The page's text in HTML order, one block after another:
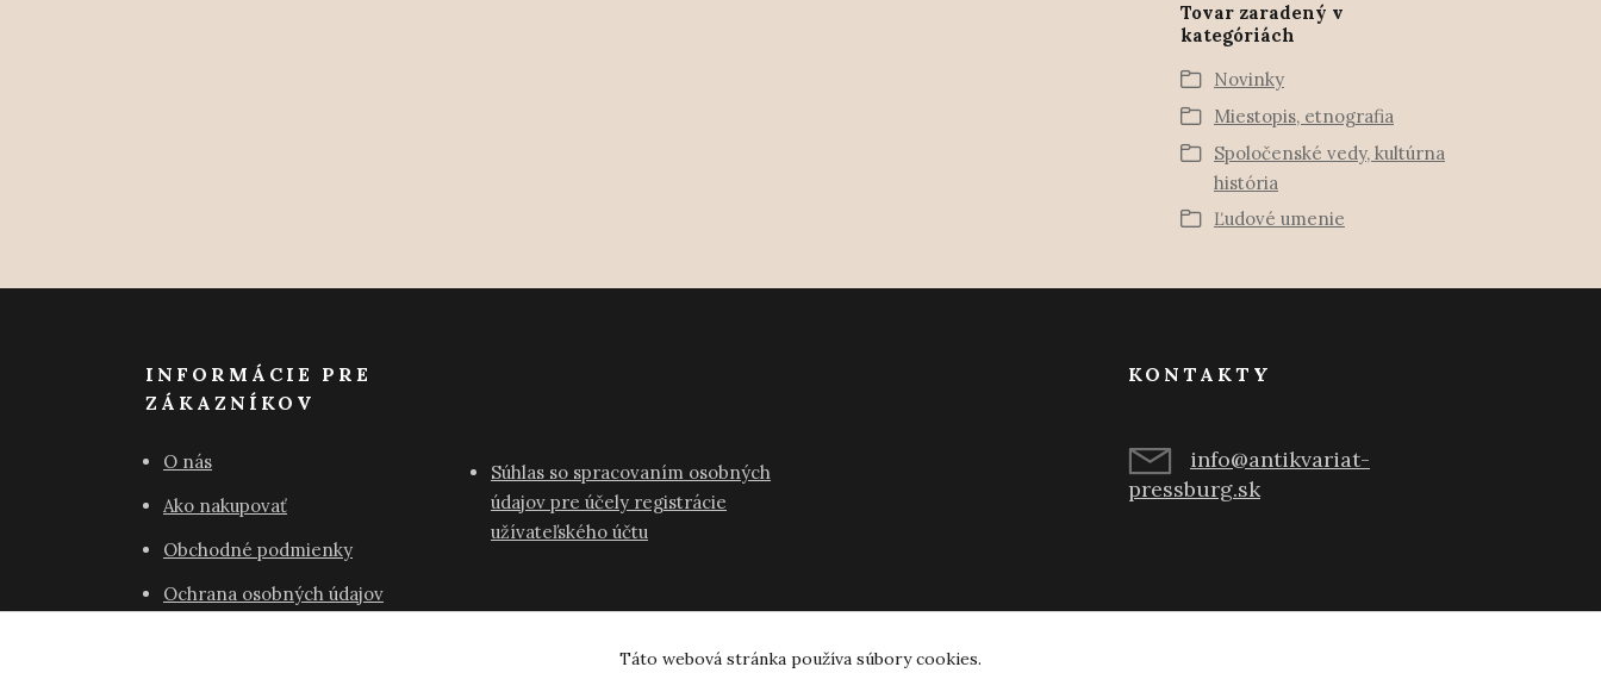
Tovar zaradený v
kategóriách
Novinky
Miestopis, etnografia
Spoločenské vedy, kultúrna
história
Ľudové umenie
INFORMÁCIE PRE
ZÁKAZNÍKOV
O nás
Ako nakupovať
Obchodné podmienky
Ochrana osobných údajov
Súhlas so spracovaním osobných
údajov pre účely registrácie
užívateľského účtu
KONTAKTY
info@antikvariat-
pressburg.sk
Táto webová stránka používa súbory cookies.